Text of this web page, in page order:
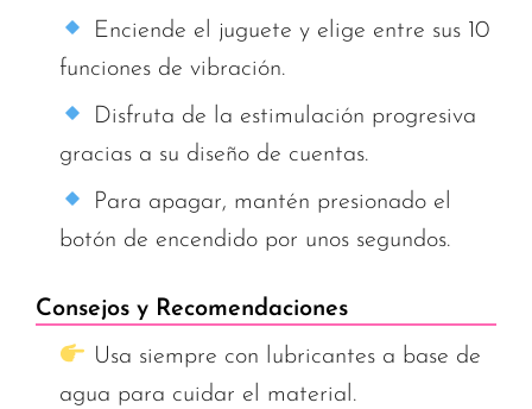
Enciende el juguete y elige entre sus 10
funciones de vibración.
Disfruta de la estimulación progresiva
gracias a su diseño de cuentas.
Para apagar, mantén presionado el
botón de encendido por unos segundos.
Consejos y Recomendaciones
Usa siempre con lubricantes a base de
agua para cuidar el material.